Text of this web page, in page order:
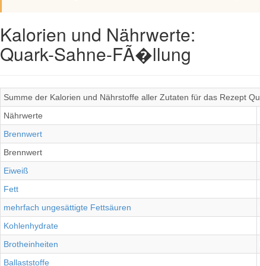
Kalorien und Nährwerte:
Quark-Sahne-FÃ�llung
Summe der Kalorien und Nährstoffe aller Zutaten für das Rezept
Nährwerte
Brennwert
Brennwert
Eiweiß
Fett
mehrfach ungesättigte Fettsäuren
Kohlenhydrate
Brotheinheiten
Ballaststoffe